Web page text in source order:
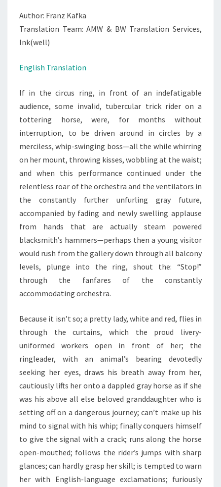
Author: Franz Kafka
Translation Team: AMW & BW Translation Services,
Ink(well)
English Translation
If in the circus ring, in front of an indefatigable
audience, some invalid, tubercular trick rider on a
tottering horse, were, for months without
interruption, to be driven around in circles by a
merciless, whip-swinging boss—all the while whirring
on her mount, throwing kisses, wobbling at the waist;
and when this performance continued under the
relentless roar of the orchestra and the ventilators in
the constantly further unfurling gray future,
accompanied by fading and newly swelling applause
from hands that are actually steam powered
blacksmith’s hammers—perhaps then a young visitor
would rush from the gallery down through all balcony
levels, plunge into the ring, shout the: “Stop!”
through the fanfares of the constantly
accommodating orchestra.
Because it isn’t so; a pretty lady, white and red, flies in
through the curtains, which the proud livery-
uniformed workers open in front of her; the
ringleader, with an animal’s bearing devotedly
seeking her eyes, draws his breath away from her,
cautiously lifts her onto a dappled gray horse as if she
was his above all else beloved granddaughter who is
setting off on a dangerous journey; can’t make up his
mind to signal with his whip; finally conquers himself
to give the signal with a crack; runs along the horse
open-mouthed; follows the rider’s jumps with sharp
glances; can hardly grasp her skill; is tempted to warn
her with English-language exclamations; furiously